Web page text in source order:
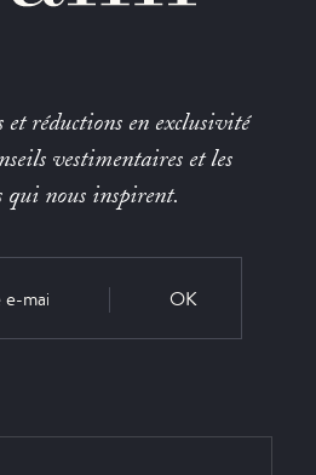
et réductions en exclusivité
vestimentaires et les
qui nous inspirent.
OK